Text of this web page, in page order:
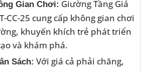
Gian Chơi: Giường Tầng Giá
CC-25 cung cấp không gian chơi
khuyến khích trẻ phát triển
và khám phá.
Sách: Với giá cả phải chăng,